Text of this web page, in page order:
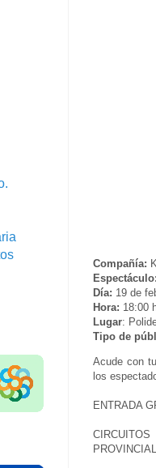
Compañía:
Espectáculo:
Día: 19 de
Hora: 18:00
Lugar:
Tipo de
Acude con
los
ENTRADA